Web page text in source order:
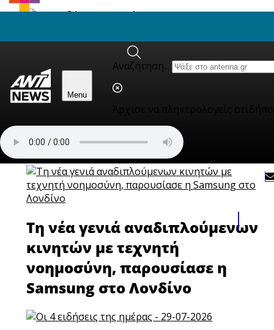
Menu
Αναζήτηση...
Οι 4 ειδήσεις της ημέρας - 04-
08-2026
Οι 4 ειδήσεις της ημέρας - 03-
08-2026
Τη νέα γενιά αναδιπλούμενων
κινητών με τεχνητή
νοημοσύνη, παρουσίασε η
Samsung στο Λονδίνο